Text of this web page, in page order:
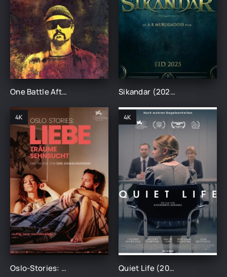
One Battle After Another (2025) Sikandar (2025)
4K
Oslo-Stories: LIEBE (2025)
4K
Quiet Life (2025)